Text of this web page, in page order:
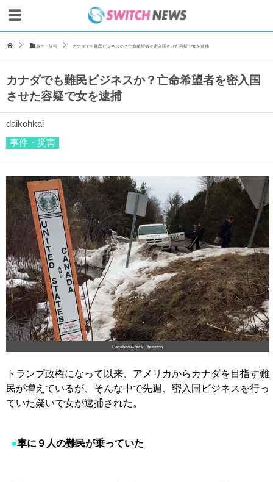
事件・災害 カナダでも難民ビジネスか？亡命希望者を密入国させた容疑で女を逮捕
カナダでも難民ビジネスか？亡命希望者を密入国
させた容疑で女を逮捕
daikohkai
事件・災害
Facebook/Jack Thurston
トランプ政権になって以来、アメリカからカナダを目指す難
民が増えているが、そんな中で先週、密入国ビジネスを行っ
ていた疑いで女が逮捕された。
●車に９人の難民が乗っていた